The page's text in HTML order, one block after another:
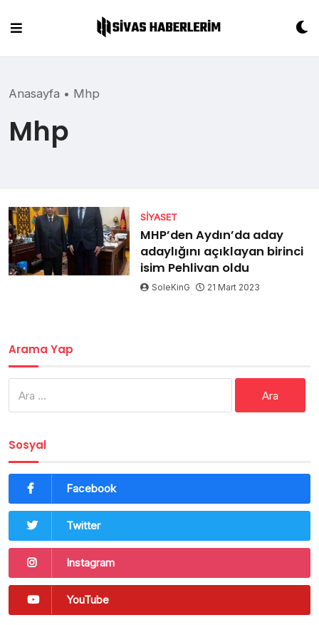
content
Anasayfa • Mhp
Mhp
SIYASET
MHP’den Aydın’da aday
adaylığını açıklayan birinci
isim Pehlivan oldu
SoleKinG 21 Mart 2023
Arama Yap
Sosyal
Facebook
Twitter
Instagram
YouTube